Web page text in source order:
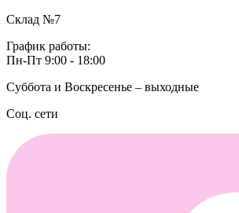
Склад №7
График работы:
Пн-Пт 9:00 - 18:00
Суббота и Воскресенье – выходные
Соц. сети